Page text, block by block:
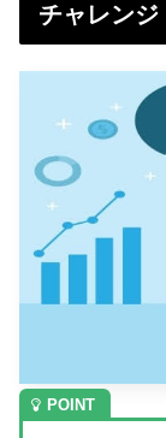
チャレンジ